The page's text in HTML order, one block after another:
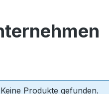
Keine Produkte gefunden.